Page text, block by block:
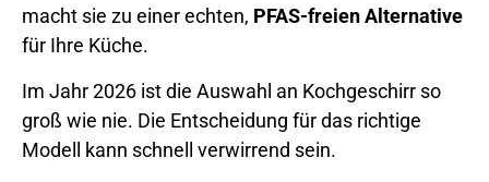
macht sie zu einer echten, PFAS-freien Alternative
für Ihre Küche.
Im Jahr 2026 ist die Auswahl an Kochgeschirr so
groß wie nie. Die Entscheidung für das richtige
Modell kann schnell verwirrend sein.